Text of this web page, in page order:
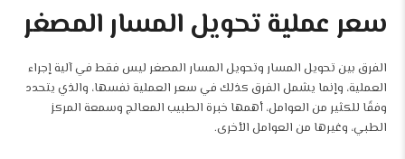
سعر عملية تحويل المسار المصغر
الفرق بين تحويل المسار وتحويل المسار المصغر ليس فقط في آلية إجراء
العملية، وإنما يشمل الفرق كذلك في سعر العملية نفسها، والذي يتحدد
وفقًا للكثير من العوامل، أهمها خبرة الطبيب المعالج وسمعة المركز
الطبي، وغيرها من العوامل الأخرى.